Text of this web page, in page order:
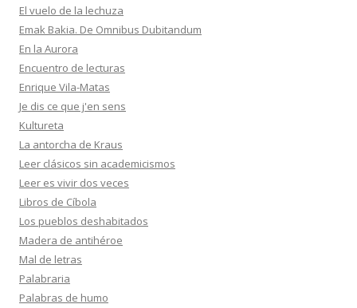
El vuelo de la lechuza
Emak Bakia. De Omnibus Dubitandum
En la Aurora
Encuentro de lecturas
Enrique Vila-Matas
Je dis ce que j'en sens
Kultureta
La antorcha de Kraus
Leer clásicos sin academicismos
Leer es vivir dos veces
Libros de Cíbola
Los pueblos deshabitados
Madera de antihéroe
Mal de letras
Palabraria
Palabras de humo